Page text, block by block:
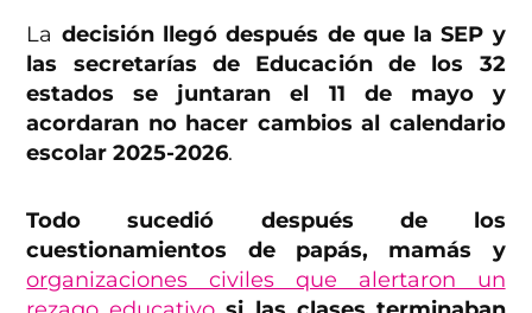
La decisión llegó después de que la SEP y
las secretarías de Educación de los 32
estados se juntaran el 11 de mayo y
acordaran no hacer cambios al calendario
escolar 2025-2026.
Todo sucedió después de los
cuestionamientos de papás, mamás y
organizaciones civiles que alertaron un